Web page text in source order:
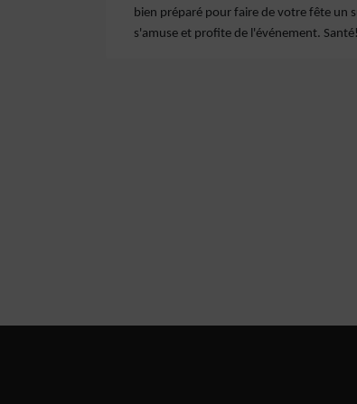
bien préparé pour faire de votre fête un
s'amuse et profite de l'événement. Santé!